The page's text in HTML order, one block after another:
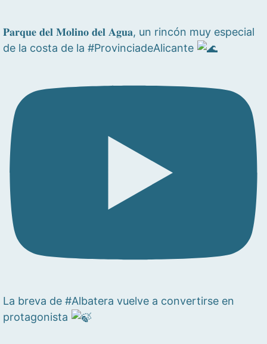
𝐏𝐚𝐫𝐪𝐮𝐞 𝐝𝐞𝐥 𝐌𝐨𝐥𝐢𝐧𝐨 𝐝𝐞𝐥 𝐀𝐠𝐮𝐚, un rincón muy especial
de la costa de la #ProvinciadeAlicante
La breva de #Albatera vuelve a convertirse en
protagonista